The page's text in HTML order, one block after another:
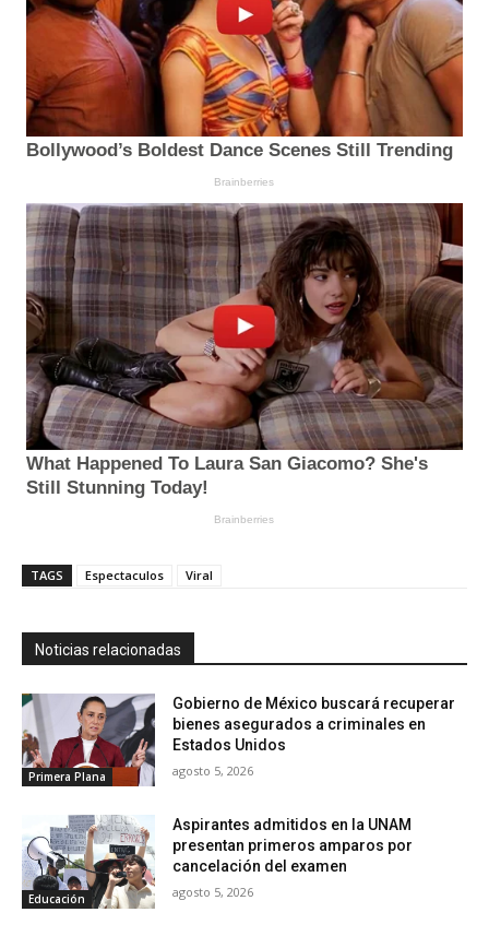
TAGS Espectaculos Viral
Noticias relacionadas
Primera Plana
Gobierno de México buscará recuperar
bienes asegurados a criminales en
Estados Unidos
agosto 5, 2026
Educación
Aspirantes admitidos en la UNAM
presentan primeros amparos por
cancelación del examen
agosto 5, 2026